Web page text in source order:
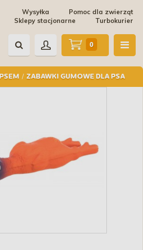
Pomoc dla zwierząt
Wysyłka
Turbokurier
Sklepy stacjonarne
/ ZABAWKI GUMOWE DLA PSA
0